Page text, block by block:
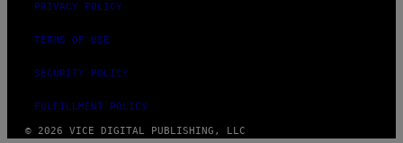
PRIVACY POLICY
TERMS OF USE
SECURITY POLICY
FULFILLMENT POLICY
© 2026 VICE DIGITAL PUBLISHING, LLC